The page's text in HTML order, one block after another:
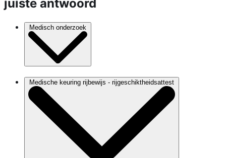
juiste antwoord
Medisch onderzoek
Medische keuring rijbewijs - rijgeschiktheidsattest